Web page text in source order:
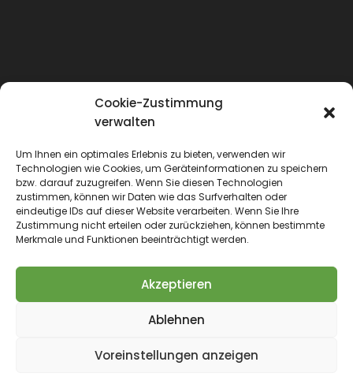
Cookie-Zustimmung
verwalten
Um Ihnen ein optimales Erlebnis zu bieten, verwenden wir
Technologien wie Cookies, um Geräteinformationen zu speichern
bzw. darauf zuzugreifen. Wenn Sie diesen Technologien
zustimmen, können wir Daten wie das Surfverhalten oder
eindeutige IDs auf dieser Website verarbeiten. Wenn Sie Ihre
Zustimmung nicht erteilen oder zurückziehen, können bestimmte
Merkmale und Funktionen beeinträchtigt werden.
Akzeptieren
Ablehnen
Voreinstellungen anzeigen
WE LOVE PETS - Seit 2016 nur das Beste für Haustiere